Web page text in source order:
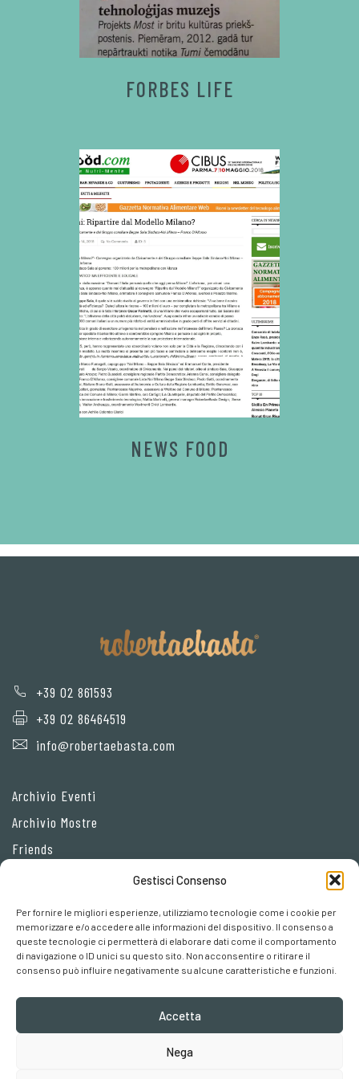
Gestisci Consenso
Per fornire le migliori esperienze, utilizziamo tecnologie come i cookie per
memorizzare e/o accedere alle informazioni del dispositivo. Il consenso a
queste tecnologie ci permetterà di elaborare dati come il comportamento
di navigazione o ID unici su questo sito. Non acconsentire o ritirare il
consenso può influire negativamente su alcune caratteristiche e funzioni.
Accetta
Nega
FORBES LIFE
NEWS FOOD
+39 02 861593
+39 02 86464519
info@robertaebasta.com
Archivio Eventi
Archivio Mostre
Friends
Cookie policy
Preferenze cookies